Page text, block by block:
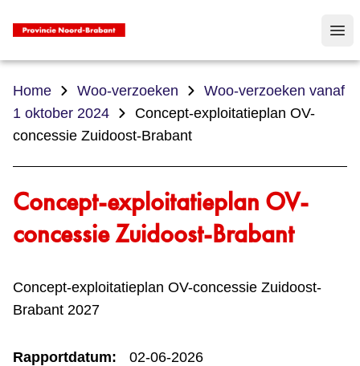
Home Woo-verzoeken
Woo-verzoeken vanaf
1 oktober 2024
Concept-exploitatieplan OV-
concessie Zuidoost-Brabant
Concept-exploitatieplan OV-
concessie Zuidoost-Brabant
Concept-exploitatieplan OV-concessie Zuidoost-
Brabant 2027
Rapportdatum: 02-06-2026